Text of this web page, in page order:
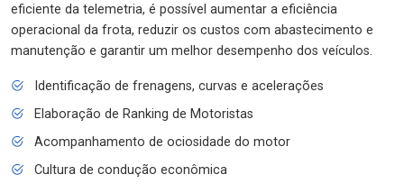
eficiente da telemetria, é possível aumentar a eficiência
operacional da frota, reduzir os custos com abastecimento e
manutenção e garantir um melhor desempenho dos veículos.
Identificação de frenagens, curvas e acelerações
Elaboração de Ranking de Motoristas
Acompanhamento de ociosidade do motor
Cultura de condução econômica